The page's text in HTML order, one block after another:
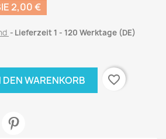
2,00 €
Lieferzeit 1 - 120 Werktage (DE)
DEN WARENKORB favorite_border